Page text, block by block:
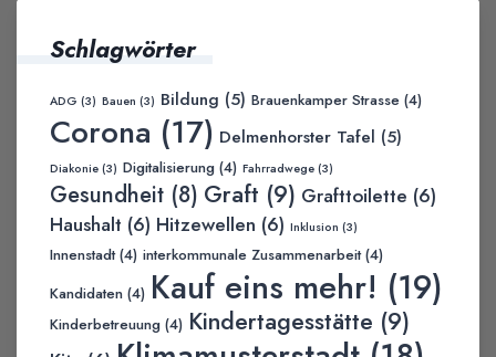
Schlagwörter
ADG (3) Bauen (3) Bildung (5) Brauenkamper Strasse (4)
Corona (17) Delmenhorster Tafel (5)
Diakonie (3) Digitalisierung (4) Fahrradwege (3)
Gesundheit (8) Graft (9) Grafttoilette (6)
Haushalt (6) Hitzewellen (6) Inklusion (3)
Innenstadt(4) interkommunale Zusammenarbeit(4)
Kandidaten (4) Kauf eins mehr! (19)
Kinderbetreuung (4) Kindertagesstätte (9)